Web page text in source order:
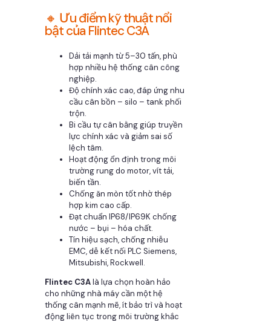
🔸 Ưu điểm kỹ thuật nổi
bật của Flintec C3A
Dải tải mạnh từ 5–30 tấn, phù
hợp nhiều hệ thống cân công
nghiệp.
Độ chính xác cao, đáp ứng nhu
cầu cân bồn – silo – tank phối
trộn.
Bi cầu tự cân bằng giúp truyền
lực chính xác và giảm sai số
lệch tâm.
Hoạt động ổn định trong môi
trường rung do motor, vít tải,
biến tần.
Chống ăn mòn tốt nhờ thép
hợp kim cao cấp.
Đạt chuẩn IP68/IP69K chống
nước – bụi – hóa chất.
Tín hiệu sạch, chống nhiễu
EMC, dễ kết nối PLC Siemens,
Mitsubishi, Rockwell.
Flintec C3Alà lựa chọn hoàn hảo
cho những nhà máy cần một hệ
thống cân mạnh mẽ, ít bảo trì và hoạt
động liên tục trong môi trường khắc